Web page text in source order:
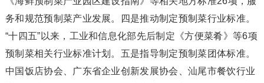
务和规范预制菜产业发展。四是推动制定预制菜行业标准。
“十四五”以来，工业和信息化部先后制定《方便菜肴》等6项
预制菜相关行业标准计划。五是指导制定预制菜团体标准。
中国饭店协会、广东省企业创新发展协会、汕尾市餐饮行业